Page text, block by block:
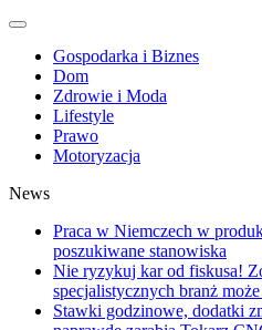
Gospodarka i Biznes
Dom
Zdrowie i Moda
Lifestyle
Prawo
Motoryzacja
News
Praca w Niemczech w
poszukiwane stanowiska
Nie ryzykuj kar od fiskusa!
specjalistycznych branż
Stawki godzinowe, dodatki